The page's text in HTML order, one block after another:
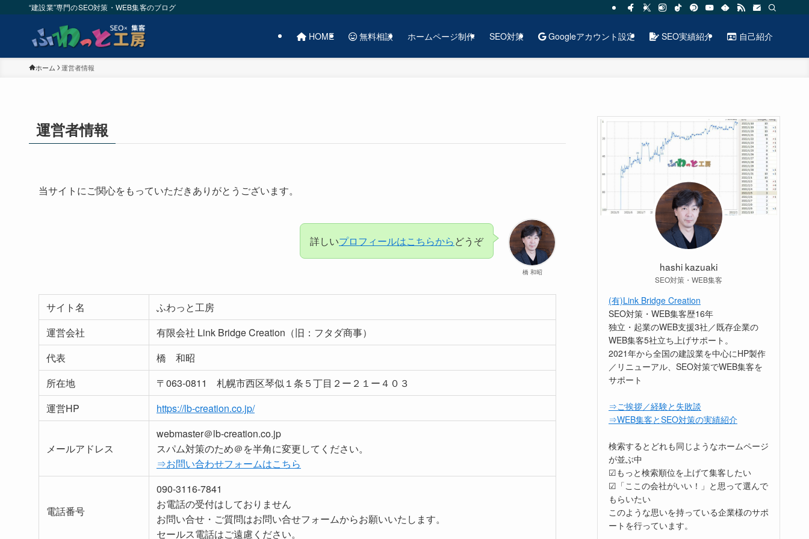
“建設業”専門のSEO対策・WEB集客のブログ
HOME 無料相談 ホームページ制作 SEO対策 Googleアカウント設定 SEO実績紹介 自己紹介
ホーム 運営者情報
運営者情報
当サイトにご関心をもっていただきありがとうございます。
橋 和昭
詳しいプロフィールはこちらからどうぞ
サイト名
ふわっと工房
運営会社
有限会社 Link Bridge Creation（旧：フタダ商事）
代表
橋 和昭
所在地
〒063-0811 札幌市西区琴似１条５丁目２ー２１ー４０３
運営HP
https://lb-creation.co.jp/
メールアドレス
webmaster＠lb-creation.co.jp
スパム対策のため＠を半角に変更してください。
⇒お問い合わせフォームはこちら
電話番号
090-3116-7841
お電話の受付はしておりません
お問い合せ・ご質問はお問い合せフォームからお願いいたします。
セールス電話はご遠慮ください。
hashi kazuaki
SEO対策・WEB集客
(有)Link Bridge Creation
SEO対策・WEB集客歴16年
独立・起業のWEB支援3社／既存企業の
WEB集客5社立ち上げサポート。
2021年から全国の建設業を中心にHP製作
／リニューアル、SEO対策でWEB集客を
サポート
⇒ご挨拶／経験と失敗談
⇒WEB集客とSEO対策の実績紹介
検索するとどれも同じようなホームページ
が並ぶ中
☑もっと検索順位を上げて集客したい
☑「ここの会社がいい！」と思って選んで
もらいたい
このような思いを持っている企業様のサポ
ートを行っています。